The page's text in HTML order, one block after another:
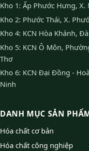
Kho 1: Ấp Phước Hưng, X.
Kho 2: Phước Thái, X.
Kho 4: KCN Hòa Khánh,
Kho 5: KCN Ô Môn,
Thơ
Kho 6: KCN Đại Đồng -
Ninh
DANH MỤC SẢN
Hóa chất cơ bản
Hóa chất công nghiệp